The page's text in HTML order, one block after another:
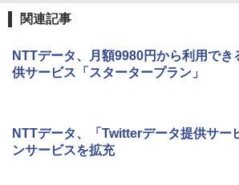
関連記事
NTTデータ、月額9980円から利用で
供サービス「スタータープラン」
NTTデータ、「Twitterデータ提供サー
ンサービスを拡充